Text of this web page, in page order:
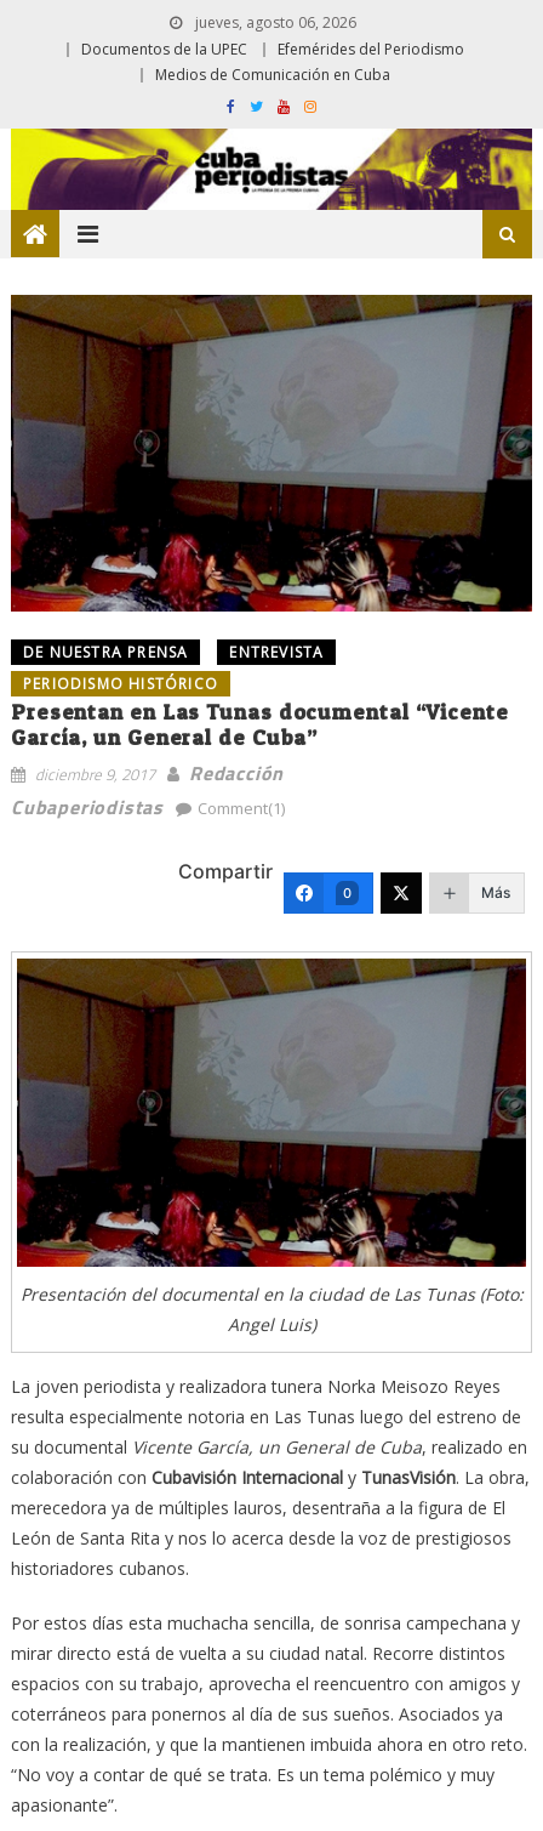
jueves, agosto 06, 2026
Documentos de la UPEC
Efemérides del Periodismo
Medios de Comunicación en Cuba
DE NUESTRA PRENSA
ENTREVISTA
PERIODISMO HISTÓRICO
Presentan en Las Tunas documental “Vicente
García, un General de Cuba”
diciembre 9, 2017
Redacción
Cubaperiodistas
Comment(1)
Compartir
0 Más
Presentación del documental en la ciudad de Las Tunas (Foto:
Angel Luis)
La joven periodista y realizadora tunera Norka Meisozo Reyes
resulta especialmente notoria en Las Tunas luego del estreno de
su documental Vicente García, un General de Cuba, realizado en
colaboración con Cubavisión Internacionaly TunasVisión. La obra,
merecedora ya de múltiples lauros, desentraña a la figura de El
León de Santa Rita y nos lo acerca desde la voz de prestigiosos
historiadores cubanos.
Por estos días esta muchacha sencilla, de sonrisa campechana y
mirar directo está de vuelta a su ciudad natal. Recorre distintos
espacios con su trabajo, aprovecha el reencuentro con amigos y
coterráneos para ponernos al día de sus sueños. Asociados ya
con la realización, y que la mantienen imbuida ahora en otro reto.
“No voy a contar de qué se trata. Es un tema polémico y muy
apasionante”.